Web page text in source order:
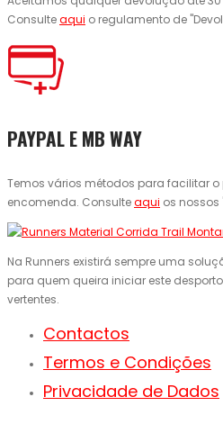
Consulteaqui o regulamento de
PAYPAL E MB WAY
Temos vários métodos para facilitar
encomenda. Consulteaqui os nossos
Na Runners existirá sempre uma
para quem queira iniciar este
vertentes.
Contactos
Termos e Condições
Privacidade de Dados